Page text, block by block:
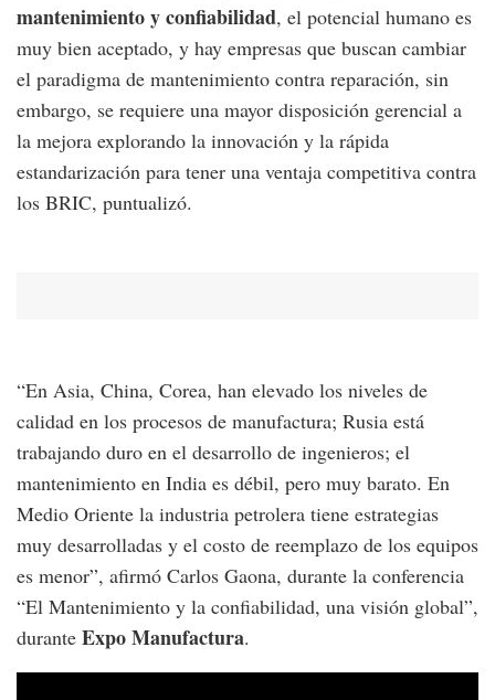
mantenimiento y confiabilidad, el potencial humano es
muy bien aceptado, y hay empresas que buscan cambiar
el paradigma de mantenimiento contra reparación, sin
embargo, se requiere una mayor disposición gerencial a
la mejora explorando la innovación y la rápida
estandarización para tener una ventaja competitiva contra
los BRIC, puntualizó.
“En Asia, China, Corea, han elevado los niveles de
calidad en los procesos de manufactura; Rusia está
trabajando duro en el desarrollo de ingenieros; el
mantenimiento en India es débil, pero muy barato. En
Medio Oriente la industria petrolera tiene estrategias
muy desarrolladas y el costo de reemplazo de los equipos
es menor”, afirmó Carlos Gaona, durante la conferencia
“El Mantenimiento y la confiabilidad, una visión global”,
durante Expo Manufactura.